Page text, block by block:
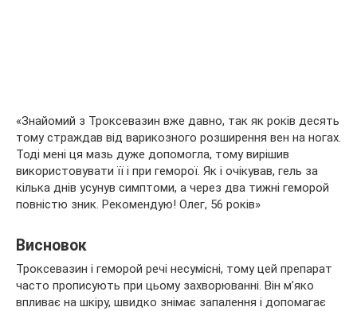
«Знайомий з Троксевазин вже давно, так як років десять
тому страждав від варикозного розширення вен на ногах.
Тоді мені ця мазь дуже допомогла, тому вирішив
використовувати її і при геморої. Як і очікував, гель за
кілька днів усунув симптоми, а через два тижні геморой
повністю зник. Рекомендую! Олег, 56 років»
Висновок
Троксевазин і геморой речі несумісні, тому цей препарат
часто прописують при цьому захворюванні. Він м’яко
впливає на шкіру, швидко знімає запалення і допомагає